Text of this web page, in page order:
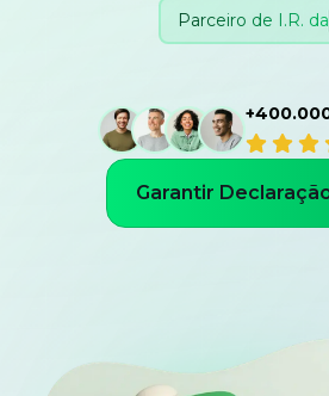
Parceiro de I.R. da
Garantir